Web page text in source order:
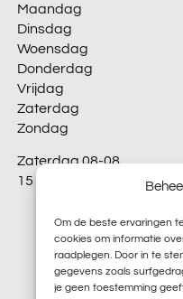
Om de beste ervaringen
cookies om informatie
raadplegen. Door in te
gegevens zoals
je geen toestemming
Maandag
Dinsdag
Woensdag
Donderdag
Vrijdag
Zaterdag
Zondag
Zaterdag 08-08
15 & 16 -08